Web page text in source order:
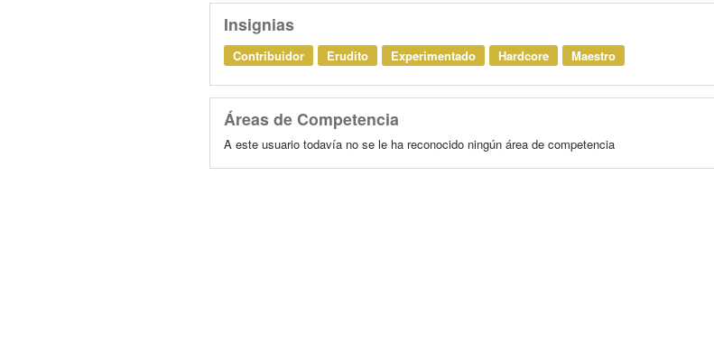
Insignias
Contribuidor Erudito Experimentado Hardcore Maestro
Áreas de Competencia
A este usuario todavía no se le ha reconocido ningún área de competencia